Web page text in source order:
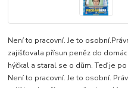
Není to pracovní. Je to
zajišťovala přísun peněz do
hýčkal a staral se o dům. Teď je
Není to pracovní. Je to osobní.